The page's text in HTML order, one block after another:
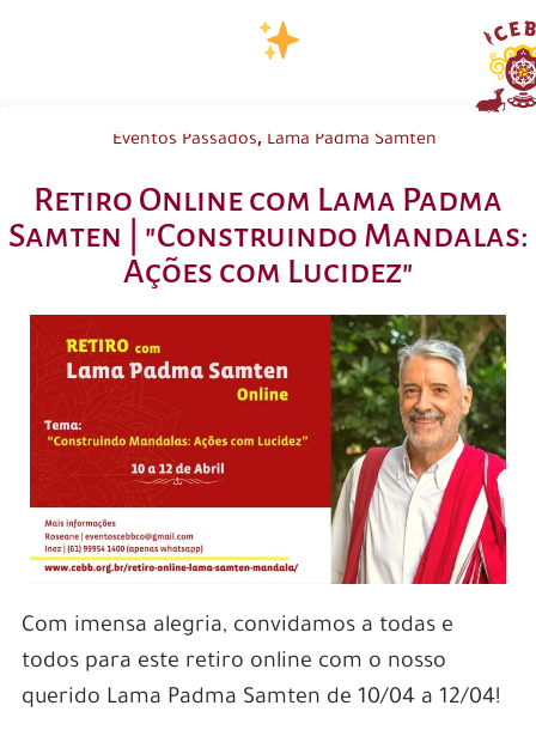
Eventos Passados, Lama Padma Samten
Retiro Online com Lama Padma
Samten | "Construindo Mandalas:
Ações com Lucidez"
Com imensa alegria, convidamos a todas e
todos para este retiro online com o nosso
querido Lama Padma Samten de 10/04 a 12/04!